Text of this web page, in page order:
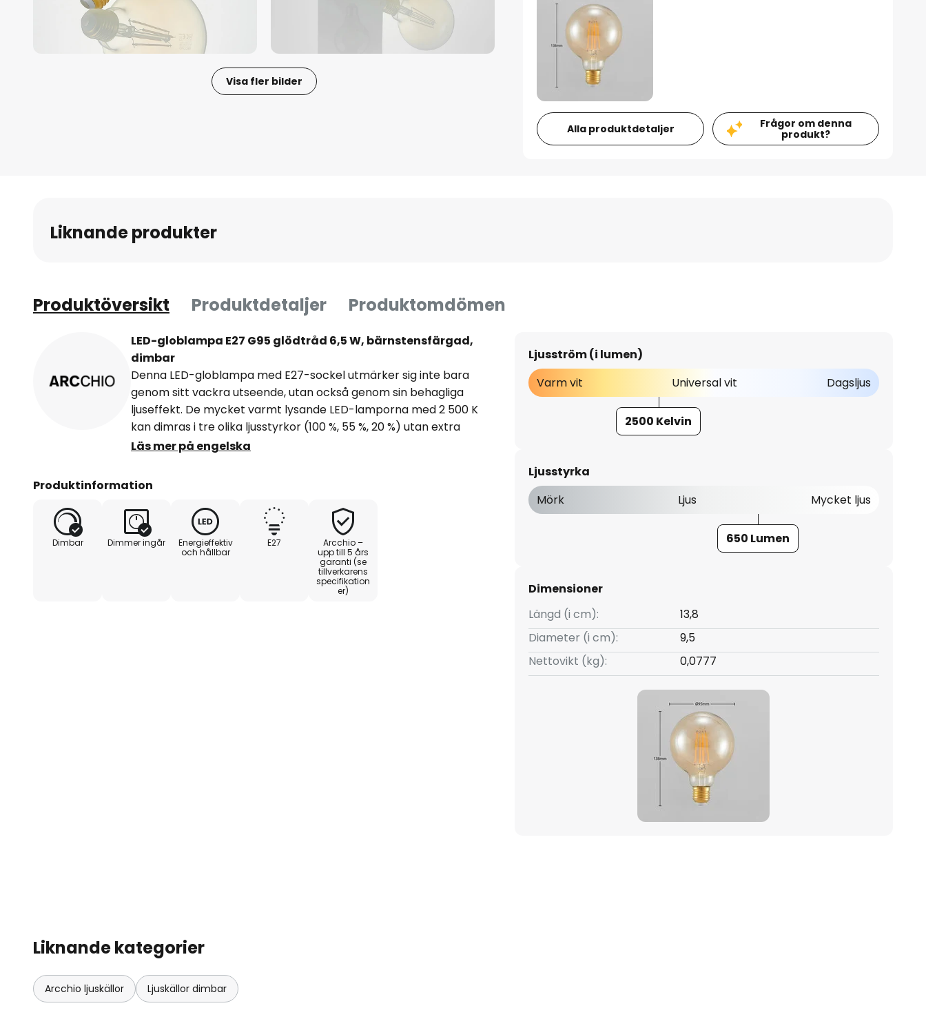
Visa fler bilder
Alla produktdetaljer
Frågor om denna
produkt?
Liknande produkter
Produktöversikt Produktdetaljer Produktomdömen
LED-globlampa E27 G95 glödtråd 6,5 W, bärnstensfärgad,
dimbar
Denna LED-globlampa med E27-sockel utmärker sig inte bara
genom sitt vackra utseende, utan också genom sin behagliga
ljuseffekt. De mycket varmt lysande LED-lamporna med 2 500 K
kan dimras i tre olika ljusstyrkor (100 %, 55 %, 20 %) utan extra
dimmer via den befintliga väggbrytaren.
armaturer utan skärm.
Läs mer på engelska
Produktinformation
Dimbar Dimmer ingår
Energieffektiv
och hållbar
E27
Arcchio –
upp till 5 års
garanti (se
tillverkarens
specifikation
er)
Ljusström (i lumen)
Varm vit
Universal vit Dagsljus
2500 Kelvin
Ljusstyrka
Mörk
Ljus Mycket ljus
650 Lumen
Dimensioner
Längd (i cm):
13,8
Diameter (i cm):
9,5
Nettovikt (kg):
0,0777
Liknande kategorier
Arcchio ljuskällor Ljuskällor dimbar